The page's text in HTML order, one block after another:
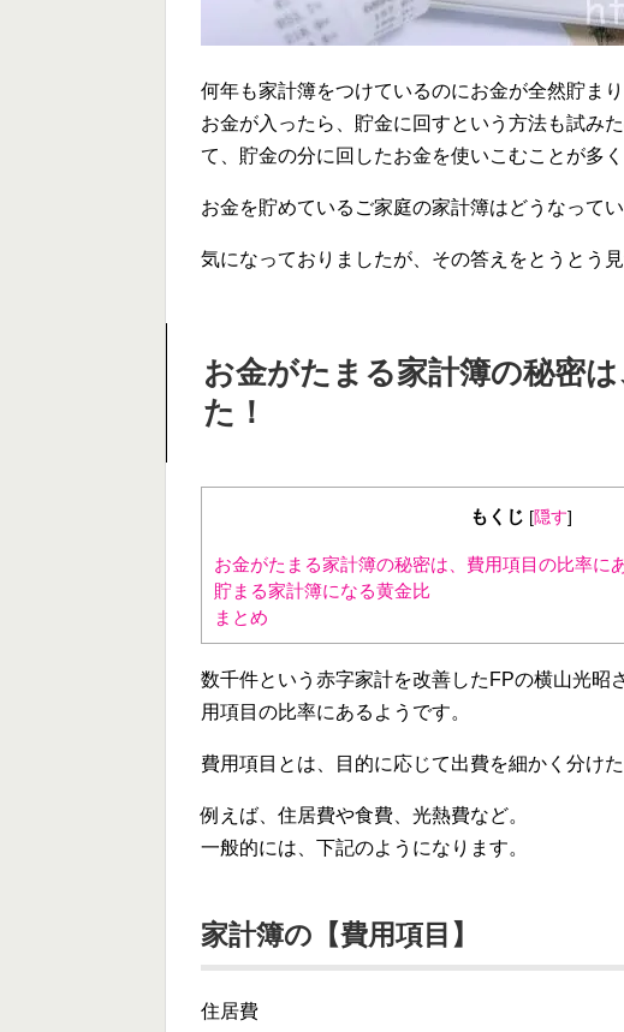
何年も家計簿をつけているのにお金が全然貯まり
お金が入ったら、貯金に回すという方法も試み
て、貯金の分に回したお金を使いこむことが多
お金を貯めているご家庭の家計簿はどうなって
気になっておりましたが、その答えをとうとう見
お金がたまる家計簿の秘密
た！
もくじ [隠す]
お金がたまる家計簿の秘密は、費用項目の比率に
貯まる家計簿になる黄金比
まとめ
数千件という赤字家計を改善したFPの横山光昭
用項目の比率にあるようです。
費用項目とは、目的に応じて出費を細かく分けた
例えば、住居費や食費、光熱費など。
一般的には、下記のようになります。
家計簿の【費用項目】
住居費